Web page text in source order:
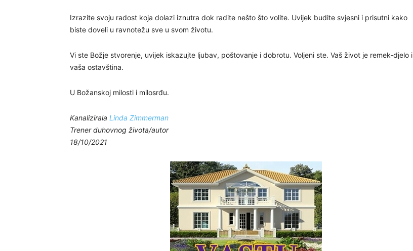
Izrazite svoju radost koja dolazi iznutra dok radite nešto što volite. Uvijek budite svjesni i prisutni kako
biste doveli u ravnotežu sve u svom životu.
Vi ste Božje stvorenje, uvijek iskazujte ljubav, poštovanje i dobrotu. Voljeni ste. Vaš život je remek-djelo i
vaša ostavština.
U Božanskoj milosti i milosrđu.
Kanalizirala Linda Zimmerman
Trener duhovnog života/autor
18/10/2021